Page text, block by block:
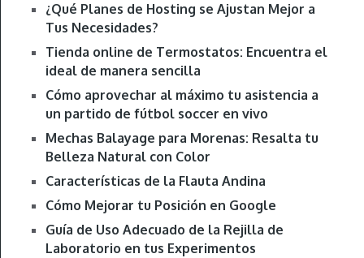
¿Qué Planes de Hosting se Ajustan Mejor a
Tus Necesidades?
Tienda online de Termostatos: Encuentra el
ideal de manera sencilla
Cómo aprovechar al máximo tu asistencia a
un partido de fútbol soccer en vivo
Mechas Balayage para Morenas: Resalta tu
Belleza Natural con Color
Características de la Flauta Andina
Cómo Mejorar tu Posición en Google
Guía de Uso Adecuado de la Rejilla de
Laboratorio en tus Experimentos